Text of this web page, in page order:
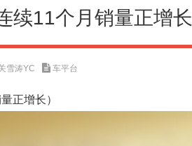
续11个月销量正增长
雪涛YC 车平台
正增长）